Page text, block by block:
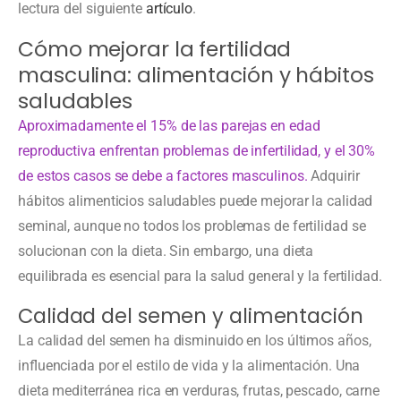
lectura del siguiente artículo.
Cómo mejorar la fertilidad
masculina: alimentación y hábitos
saludables
Aproximadamente el 15% de las parejas en edad
reproductiva enfrentan problemas de infertilidad, y el 30%
de estos casos se debe a factores masculinos. Adquirir
hábitos alimenticios saludables puede mejorar la calidad
seminal, aunque no todos los problemas de fertilidad se
solucionan con la dieta. Sin embargo, una dieta
equilibrada es esencial para la salud general y la fertilidad.
Calidad del semen y alimentación
La calidad del semen ha disminuido en los últimos años,
influenciada por el estilo de vida y la alimentación. Una
dieta mediterránea rica en verduras, frutas, pescado, carne